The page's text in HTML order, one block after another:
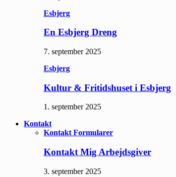
Esbjerg
En Esbjerg Dreng
7. september 2025
Esbjerg
Kultur & Fritidshuset i Esbjerg
1. september 2025
Kontakt
Kontakt Formularer
Kontakt Mig Arbejdsgiver
3. september 2025